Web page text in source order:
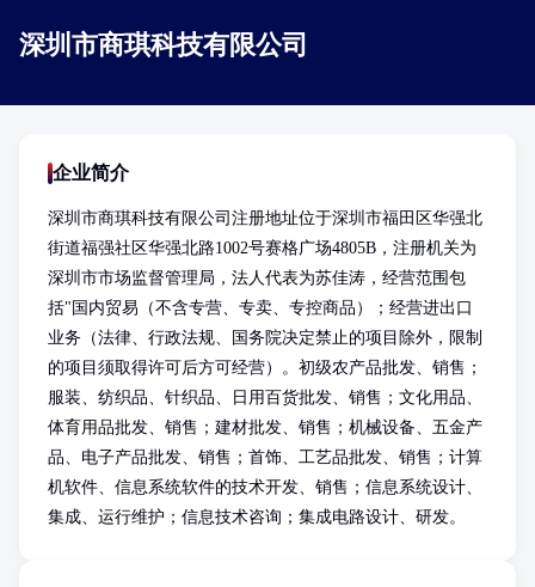
深圳市商琪科技有限公司
企业简介
深圳市商琪科技有限公司注册地址位于深圳市福田区华强北
街道福强社区华强北路1002号赛格广场4805B，注册机关为
深圳市市场监督管理局，法人代表为苏佳涛，经营范围包
括"国内贸易（不含专营、专卖、专控商品）；经营进出口
业务（法律、行政法规、国务院决定禁止的项目除外，限制
的项目须取得许可后方可经营）。初级农产品批发、销售；
服装、纺织品、针织品、日用百货批发、销售；文化用品、
体育用品批发、销售；建材批发、销售；机械设备、五金产
品、电子产品批发、销售；首饰、工艺品批发、销售；计算
机软件、信息系统软件的技术开发、销售；信息系统设计、
集成、运行维护；信息技术咨询；集成电路设计、研发。